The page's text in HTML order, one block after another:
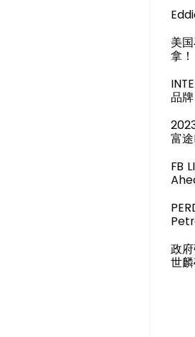
美
拿！
品
富
FB
政
世